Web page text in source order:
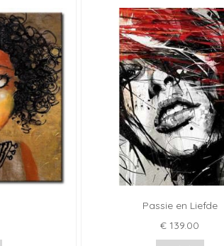
Passie en Liefde
€ 139.00